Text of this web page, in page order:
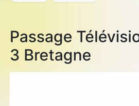
Passage
3 Bretagne